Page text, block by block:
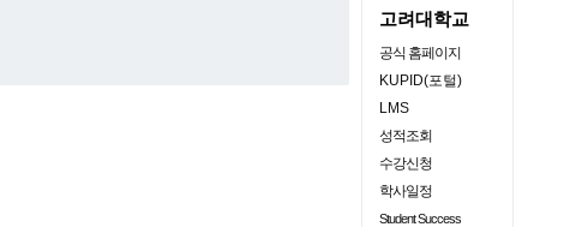
고려대학교
공식 홈페이지
KUPID(포털)
LMS
성적조회
수강신청
학사일정
Student Success